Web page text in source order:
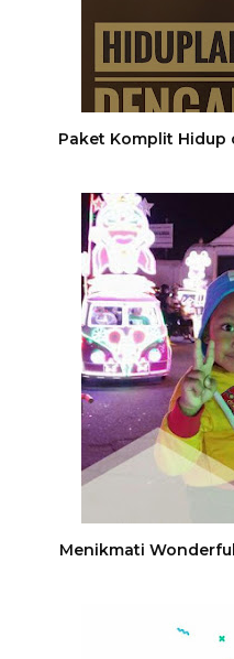
Paket Komplit Hidup
Menikmati